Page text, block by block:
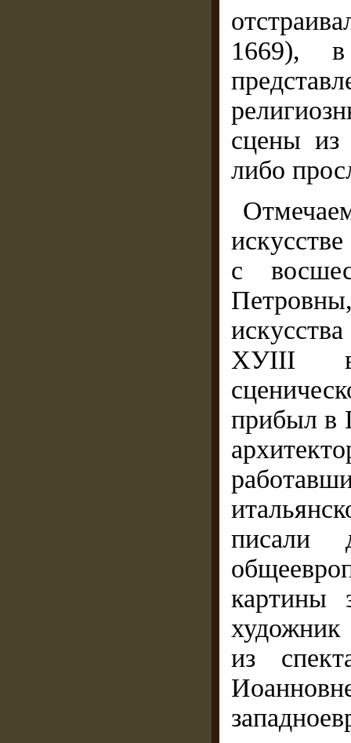
1669), в
сцены из
либо
с
ХУІІІ
прибыл в
писали
картины
из